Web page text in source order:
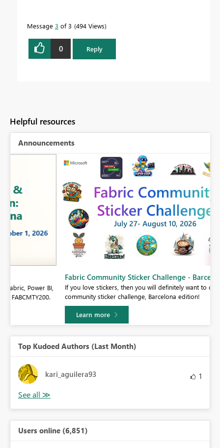
Message 3 of 3 494 Views
0 Reply
Helpful resources
Announcements
Fabric Community Sticker Challenge - Barcelona 2026
If you love stickers, then you will definitely want to check out our
community sticker challenge, Barcelona edition!
Top Kudoed Authors (Last Month)
kari_aguilera93 1
Users online (6,851)